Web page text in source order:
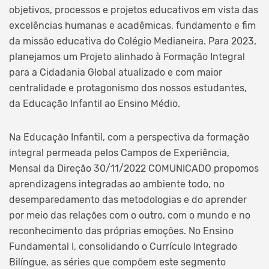
objetivos, processos e projetos educativos em vista das
excelências humanas e acadêmicas, fundamento e fim
da missão educativa do Colégio Medianeira. Para 2023,
planejamos um Projeto alinhado à Formação Integral
para a Cidadania Global atualizado e com maior
centralidade e protagonismo dos nossos estudantes,
da Educação Infantil ao Ensino Médio.
Na Educação Infantil, com a perspectiva da formação
integral permeada pelos Campos de Experiência,
Mensal da Direção 30/11/2022 COMUNICADO propomos
aprendizagens integradas ao ambiente todo, no
desemparedamento das metodologias e do aprender
por meio das relações com o outro, com o mundo e no
reconhecimento das próprias emoções. No Ensino
Fundamental I, consolidando o Currículo Integrado
Bilíngue, as séries que compõem este segmento